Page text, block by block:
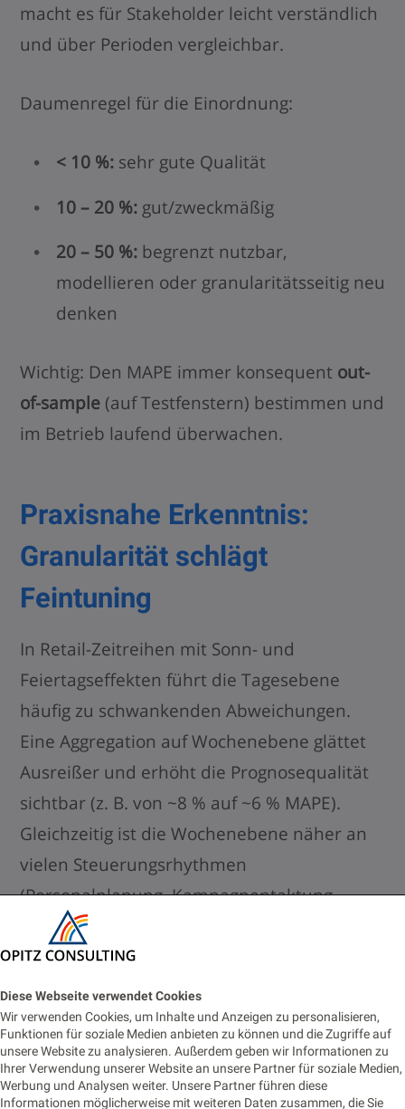
Diese Webseite verwendet Cookies
Wir verwenden Cookies, um Inhalte und Anzeigen zu personalisieren,
Funktionen für soziale Medien anbieten zu können und die Zugriffe auf
unsere Website zu analysieren. Außerdem geben wir Informationen zu
Ihrer Verwendung unserer Website an unsere Partner für soziale Medien,
Werbung und Analysen weiter. Unsere Partner führen diese
Informationen möglicherweise mit weiteren Daten zusammen, die Sie
macht es für Stakeholder leicht verständlich
und über Perioden vergleichbar.
Daumenregel für die Einordnung:
< 10 %: sehr gute Qualität
10 – 20 %: gut/zweckmäßig
20 – 50 %: begrenzt nutzbar,
modellieren oder granularitätsseitig neu
denken
Wichtig: Den MAPE immer konsequent out-
of-sample (auf Testfenstern) bestimmen und
im Betrieb laufend überwachen.
Praxisnahe Erkenntnis:
Granularität schlägt
Feintuning
In Retail-Zeitreihen mit Sonn- und
Feiertagseffekten führt die Tagesebene
häufig zu schwankenden Abweichungen.
Eine Aggregation auf Wochenebene glättet
Ausreißer und erhöht die Prognosequalität
sichtbar (z. B. von ~8 % auf ~6 % MAPE).
Gleichzeitig ist die Wochenebene näher an
vielen Steuerungsrhythmen
(Personalplanung, Kampagnentaktung,
Warenverfügbarkeit).
Statt ein Tagesmodell immer weiter zu
„feintunen“, ist die sauber begründete
Granularitätswahl oft der größere Hebel.